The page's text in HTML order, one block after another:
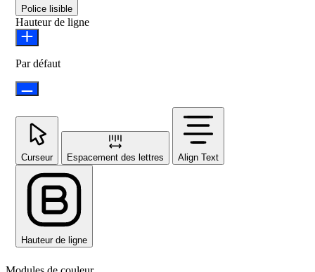
Police lisible
Hauteur de ligne
Par défaut
Curseur Espacement des lettres Align Text
Hauteur de ligne